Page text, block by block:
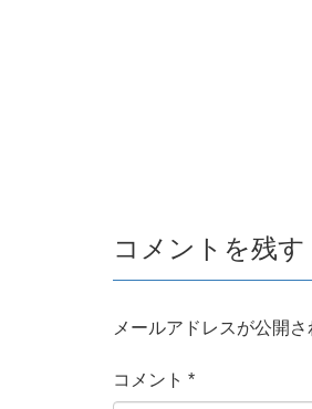
コメントを残す
メールアドレスが公開
コメント *